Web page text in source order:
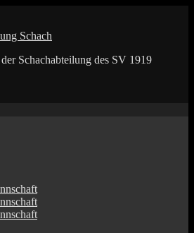
Schach
Schachabteilung des SV 1919